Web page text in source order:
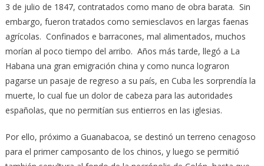
3 de julio de 1847, contratados como mano de obra barata. Sin
embargo, fueron tratados como semiesclavos en largas faenas
agrícolas. Confinados e barracones, mal alimentados, muchos
morían al poco tiempo del arribo. Años más tarde, llegó a La
Habana una gran emigración china y como nunca lograron
pagarse un pasaje de regreso a su país, en Cuba les sorprendía la
muerte, lo cual fue un dolor de cabeza para las autoridades
españolas, que no permitían sus entierros en las iglesias.
Por ello, próximo a Guanabacoa, se destinó un terreno cenagoso
para el primer camposanto de los chinos, y luego se permitió